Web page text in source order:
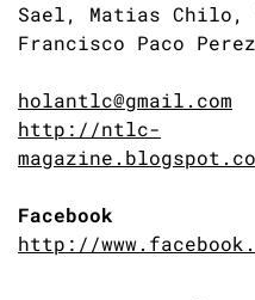
Sael, Matias Chilo,
Francisco Paco Perez
holantlc@gmail.com
http://ntlc-
Facebook
http://